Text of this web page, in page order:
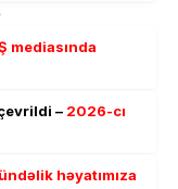
mediasında
– 2026-cı
həyatımıza